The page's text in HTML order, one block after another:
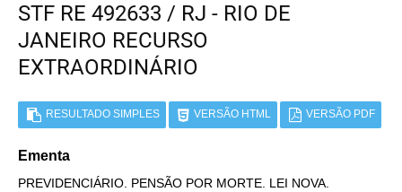
STF RE 492633 / RJ - RIO DE
JANEIRO RECURSO
EXTRAORDINÁRIO
RESULTADO SIMPLES VERSÃO HTML VERSÃO PDF
Ementa
PREVIDENCIÁRIO. PENSÃO POR MORTE. LEI NOVA.